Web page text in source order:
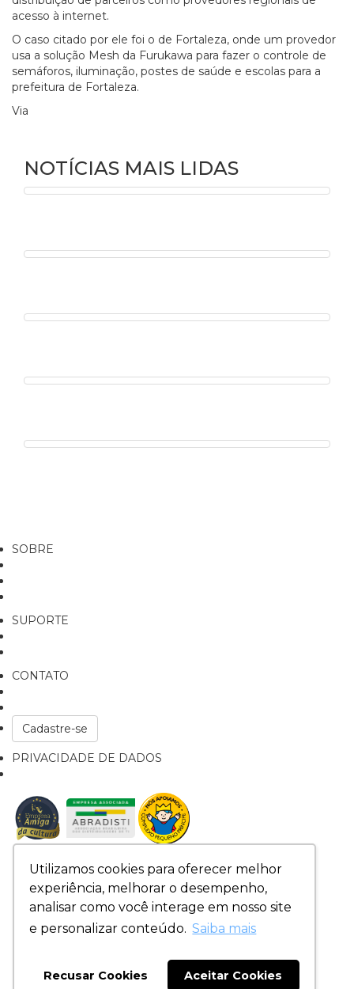
Utilizamos cookies para oferecer melhor
experiência, melhorar o desempenho,
analisar como você interage em nosso site
e personalizar conteúdo. Saiba mais
Recusar Cookies Aceitar Cookies
acesso à internet.
O caso citado por ele foi o de Fortaleza, onde um provedor
usa a solução Mesh da Furukawa para fazer o controle de
semáforos, iluminação, postes de saúde e escolas para a
prefeitura de Fortaleza.
Via
NOTÍCIAS MAIS LIDAS
SOBRE
SUPORTE
CONTATO
Cadastre-se
PRIVACIDADE DE DADOS
Pq. Ind. Bandeirantes, Maringá - PR |(44)4009-2826